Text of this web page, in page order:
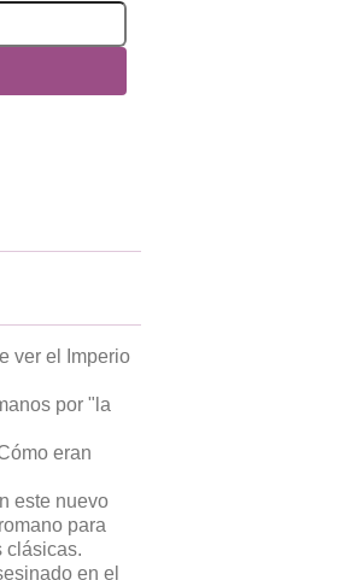
ver el Imperio
por "la
eran
este nuevo
para
clásicas.
en el